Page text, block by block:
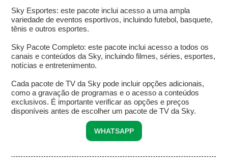
Sky Esportes: este pacote inclui acesso a uma ampla
variedade de eventos esportivos, incluindo futebol, basquete,
tênis e outros esportes.
Sky Pacote Completo: este pacote inclui acesso a todos os
canais e conteúdos da Sky, incluindo filmes, séries, esportes,
notícias e entretenimento.
Cada pacote de TV da Sky pode incluir opções adicionais,
como a gravação de programas e o acesso a conteúdos
exclusivos. É importante verificar as opções e preços
disponíveis antes de escolher um pacote de TV da Sky.
WHATSAPP